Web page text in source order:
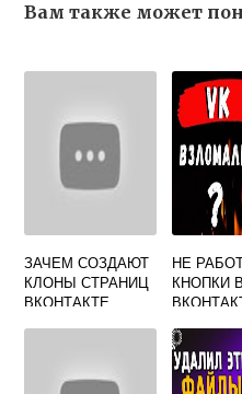
Вам также может
ЗАЧЕМ СОЗДАЮТ
КЛОНЫ СТРАНИЦ
ВКОНТАКТЕ
НЕ
КНОПКИ В